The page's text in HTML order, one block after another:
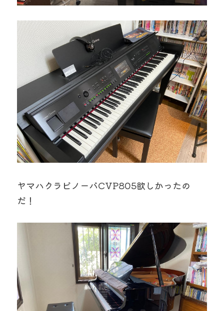
ヤマハクラビノーバCVP805欲しかったの
だ！